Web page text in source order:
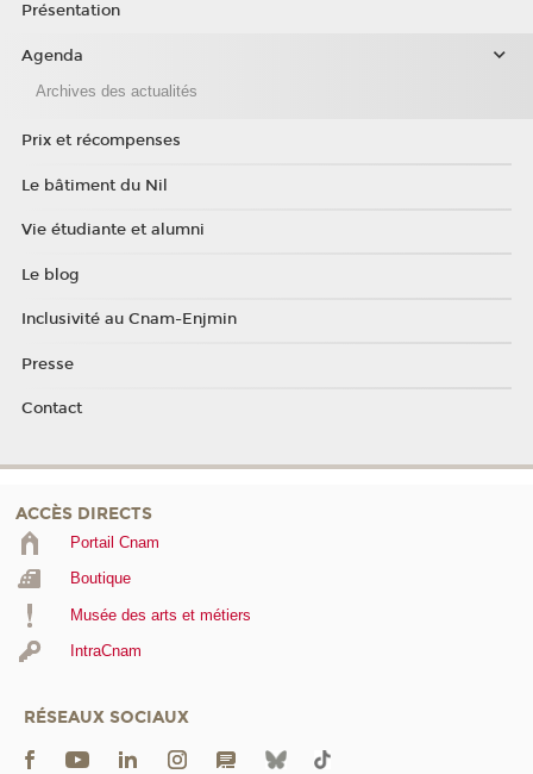
Présentation
Agenda
Archives des actualités
Prix et récompenses
Le bâtiment du Nil
Vie étudiante et alumni
Le blog
Inclusivité au Cnam-Enjmin
Presse
Contact
ACCÈS DIRECTS
Portail Cnam
Boutique
Musée des arts et métiers
IntraCnam
RÉSEAUX SOCIAUX